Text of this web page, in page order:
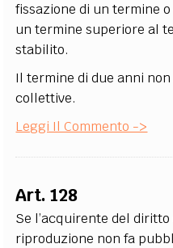
fissazione di un termine
un termine superiore al
stabilito.
Il termine di due anni
collettive.
Leggi Il Commento ->
Art. 128
Se l’acquirente del
riproduzione non fa